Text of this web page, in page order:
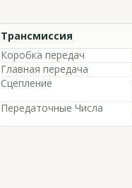
Трансмиссия
Коробка передач
Главная передача
Сцепление
Передаточные Числа